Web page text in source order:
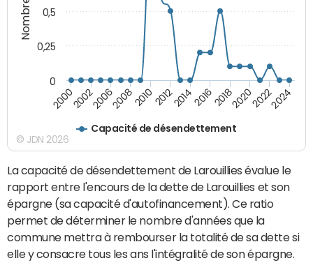
Capacité de désendettement
200020022006200820102012201420162018202020222024
0
0,25
0,5
© JDN 2026
La capacité de désendettement de Larouillies évalue le
rapport entre l'encours de la dette de Larouillies et son
épargne (sa capacité d'autofinancement). Ce ratio
permet de déterminer le nombre d'années que la
commune mettra à rembourser la totalité de sa dette si
elle y consacre tous les ans l'intégralité de son épargne.